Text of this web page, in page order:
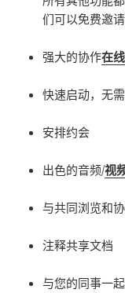
们可以免费邀
强大的协作在
快速启动，无
安排约会
出色的音频/视
与共同浏览和
注释共享文档
与您的同事一